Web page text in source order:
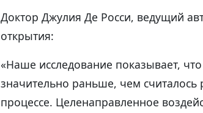
Доктор Джулия Де Росси, ведущий
открытия:
«Наше исследование показывает,
значительно раньше, чем считалось
процессе. Целенаправленное